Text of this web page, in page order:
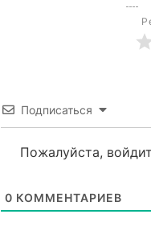
Подписаться
Пожалуйста,
0 КОММЕНТАРИЕВ